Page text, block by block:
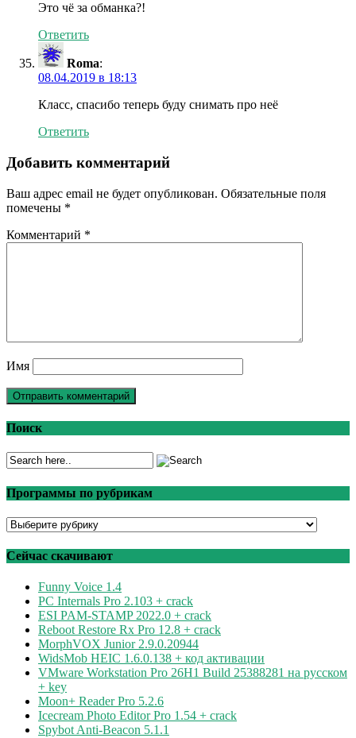
Это чё за обманка?!
Ответить
Roma:
08.04.2019 в 18:13
Класс, спасибо теперь буду снимать про неё
Ответить
Добавить комментарий
Ваш адрес email не будет опубликован. Обязательные поля
помечены *
Комментарий *
Имя
Поиск
Программы по рубрикам
Программы
рубрикам
Сейчас скачивают
Funny Voice 1.4
PC Internals Pro 2.103 + crack
ESI PAM-STAMP 2022.0 + crack
Reboot Restore Rx Pro 12.8 + crack
MorphVOX Junior 2.9.0.20944
WidsMob HEIC 1.6.0.138 + код активации
VMware Workstation Pro 26H1 Build 25388281 на русском
+ key
Moon+ Reader Pro 5.2.6
Icecream Photo Editor Pro 1.54 + crack
Spybot Anti-Beacon 5.1.1